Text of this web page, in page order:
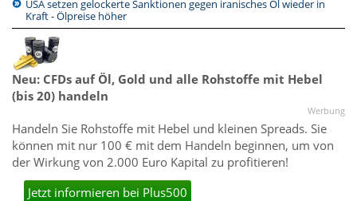
USA setzen gelockerte Sanktionen gegen iranisches Öl wieder in
Kraft - Ölpreise höher
Neu: CFDs auf Öl, Gold und alle Rohstoffe mit Hebel
(bis 20) handeln
Werbung
Handeln Sie Rohstoffe mit Hebel und kleinen Spreads. Sie
können mit nur 100 € mit dem Handeln beginnen, um von
der Wirkung von 2.000 Euro Kapital zu profitieren!
Jetzt informieren bei Plus500